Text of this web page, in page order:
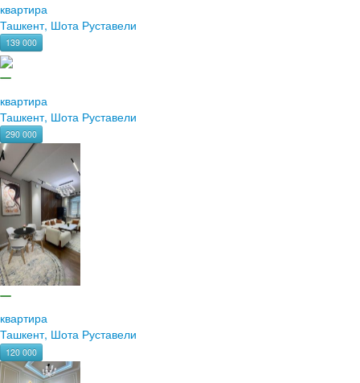
квартира
Ташкент, Шота Руставели
139 000
квартира
Ташкент, Шота Руставели
290 000
квартира
Ташкент, Шота Руставели
120 000